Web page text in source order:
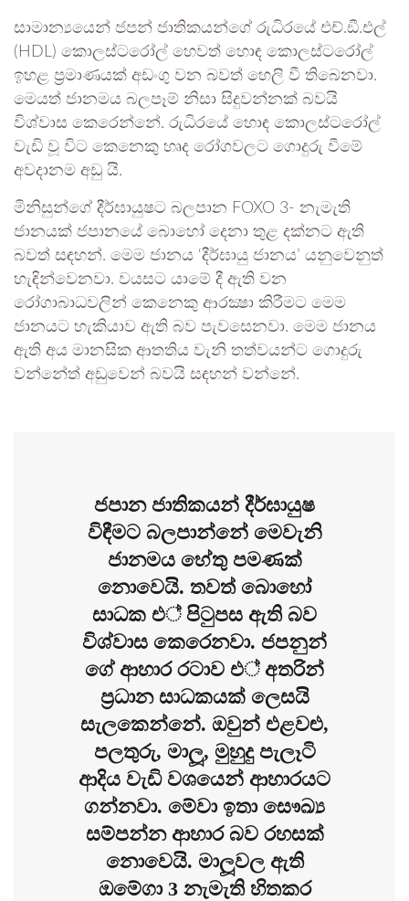
සාමාන්‍යයෙන් ජපන් ජාතිකයන්ගේ රුධිරයේ එච්.ඞී.එල්
(HDL) කොලස්ටරෝල් හෙවත් හොඳ කොලස්ටරෝල්
ඉහළ ප‍්‍රමාණයක් අඩංගු වන බවත් හෙලි වී තිබෙනවා.
මෙයත් ජානමය බලපෑම් නිසා සිදුවන්නක් බවයි
විශ්වාස කෙරෙන්නේ. රුධිරයේ හොඳ කොලස්ටරෝල්
වැඩි වූ විට කෙනෙකු හෘද රෝගවලට ගොදුරු වීමේ
අවදානම අඩු යි.
මිනිසුන්ගේ දීර්ඝායුෂට බලපාන FOXO 3- නැමැති
ජානයක් ජපානයේ බොහෝ දෙනා තුළ දක්නට ඇති
බවත් සඳහන්. මෙම ජානය ‘දීර්ඝායු ජානය’ යනුවෙනුත්
හැඳින්වෙනවා. වයසට යාමේ දී ඇති වන
රෝගාබාධවලින් කෙනෙකු ආරක්‍ෂා කිරීමට මෙම
ජානයට හැකියාව ඇති බව පැවසෙනවා. මෙම ජානය
ඇති අය මානසික ආතතිය වැනි තත්වයන්ට ගොදුරු
වන්නේත් අඩුවෙන් බවයි සඳහන් වන්නේ.
ජපාන ජාතිකයන් දීර්ඝායුෂ
විඳීමට බලපාන්නේ මෙවැනි
ජානමය හේතු පමණක්
නොවෙයි. තවත් බොහෝ
සාධක එ් පිටුපස ඇති බව
විශ්වාස කෙරෙනවා. ජපනුන්
ගේ ආහාර රටාව එ් අතරින්
ප‍්‍රධාන සාධකයක් ලෙසයි
සැලකෙන්නේ. ඔවුන් එළවළු,
පලතුරු, මාලූ, මුහුදු පැලෑටි
ආදිය වැඩි වශයෙන් ආහාරයට
ගන්නවා. මේවා ඉතා සෞඛ්‍ය
සම්පන්න ආහාර බව රහසක්
නොවෙයි. මාලූවල ඇති
ඔමේගා 3 නැමැති හිතකර